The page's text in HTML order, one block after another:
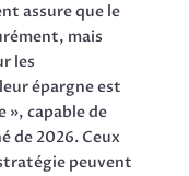
assure que le
mais
les
épargne est
», capable de
de 2026. Ceux
peuvent